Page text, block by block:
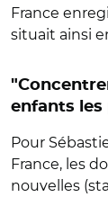
France
situait ainsi
enfants les
Pour
France, les
nouvelles